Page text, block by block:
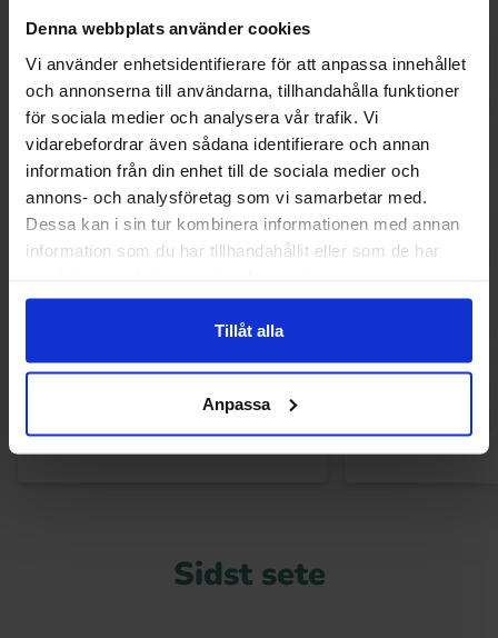
Denna webbplats använder cookies
Vi använder enhetsidentifierare för att anpassa innehållet
och annonserna till användarna, tillhandahålla funktioner
för sociala medier och analysera vår trafik. Vi
vidarebefordrar även sådana identifierare och annan
information från din enhet till de sociala medier och
annons- och analysföretag som vi samarbetar med.
Dessa kan i sin tur kombinera informationen med annan
information som du har tillhandahållit eller som de har
Tillåt alla
Anpassa
Shades By Niko Straight Up Strawberry
29.90 kr
Fini Tubes Creamy
Sidst sete